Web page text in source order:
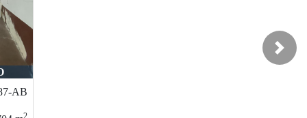
SUR
2037-AL
Next